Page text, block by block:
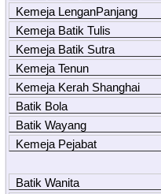
Kemeja LenganPanjang
Kemeja Batik Tulis
Kemeja Batik Sutra
Kemeja Tenun
Kemeja Kerah Shanghai
Batik Bola
Batik Wayang
Kemeja Pejabat
Batik Wanita